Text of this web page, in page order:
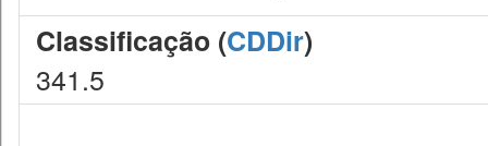
Classificação (CDDir)
341.5